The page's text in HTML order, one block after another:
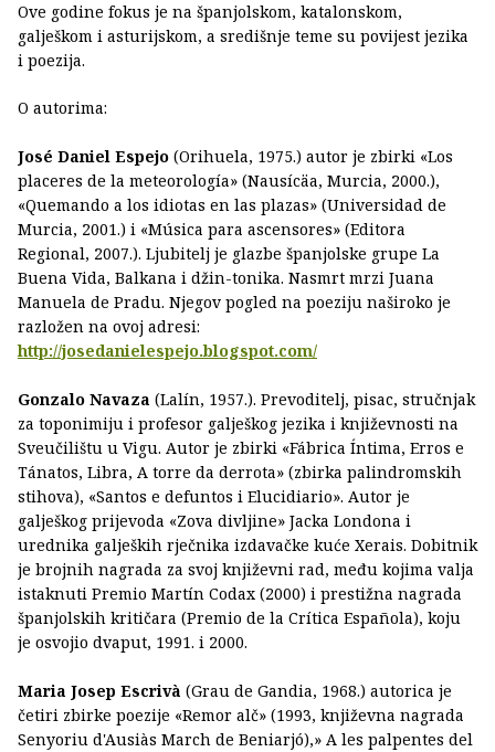
Ove godine fokus je na španjolskom, katalonskom,
galješkom i asturijskom, a središnje teme su povijest jezika
i poezija.
O autorima:
José Daniel Espejo (Orihuela, 1975.) autor je zbirki «Los
placeres de la meteorología» (Nausícäa, Murcia, 2000.),
«Quemando a los idiotas en las plazas» (Universidad de
Murcia, 2001.) i «Música para ascensores» (Editora
Regional, 2007.). Ljubitelj je glazbe španjolske grupe La
Buena Vida, Balkana i džin-tonika. Nasmrt mrzi Juana
Manuela de Pradu. Njegov pogled na poeziju naširoko je
razložen na ovoj adresi:
http://josedanielespejo.blogspot.com/
Gonzalo Navaza (Lalín, 1957.). Prevoditelj, pisac, stručnjak
za toponimiju i profesor galješkog jezika i književnosti na
Sveučilištu u Vigu. Autor je zbirki «Fábrica Íntima, Erros e
Tánatos, Libra, A torre da derrota» (zbirka palindromskih
stihova), «Santos e defuntos i Elucidiario». Autor je
galješkog prijevoda «Zova divljine» Jacka Londona i
urednika galjeških rječnika izdavačke kuće Xerais. Dobitnik
je brojnih nagrada za svoj književni rad, među kojima valja
istaknuti Premio Martín Codax (2000) i prestižna nagrada
španjolskih kritičara (Premio de la Crítica Española), koju
je osvojio dvaput, 1991. i 2000.
Maria Josep Escrivà (Grau de Gandia, 1968.) autorica je
četiri zbirke poezije «Remor alč» (1993, književna nagrada
Senyoriu d'Ausiàs March de Beniarjó),» A les palpentes del